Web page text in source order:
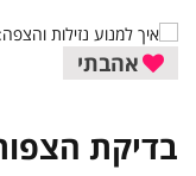
אהבתי
בדיקת